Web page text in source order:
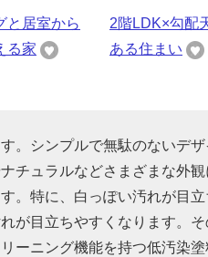
と居室から
る家
2階LDK×勾配
ある住まい
。シンプルで無駄のないデ
チュラルなどさまざまな外
。特に、白っぽい汚れが目
が目立ちやすくなります。
ーニング機能を持つ低汚染